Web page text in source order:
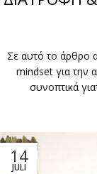
Σε αυτό το άρθρο
mindset για την
συνοπτικά
14
JULI